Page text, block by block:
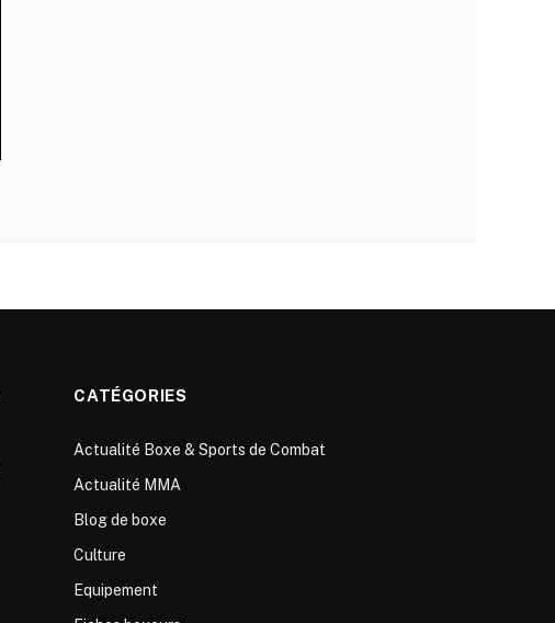
CATÉGORIES
Actualité Boxe & Sports de Combat
Actualité MMA
Blog de boxe
Culture
Equipement